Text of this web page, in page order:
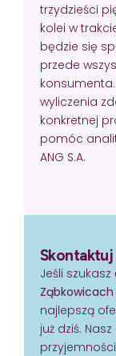
trzydzieści
kolei w
będzie się
przede
wyliczenia
konkretnej
pomóc
ANG S.A.
Skontaktuj
Jeśli szukasz
Ząbkowicach
najlepszą
już dziś.